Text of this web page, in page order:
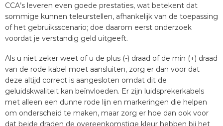
CCA’s leveren even goede prestaties, wat betekent dat
sommige kunnen teleurstellen, afhankelijk van de toepassing
of het gebruiksscenario; doe daarom eerst onderzoek
voordat je verstandig geld uitgeeft.
Als u niet zeker weet of u de plus (-) draad of de min (+) draad
van de rode kabel moet aansluiten, zorg er dan voor dat
deze altijd correct is aangesloten omdat dit de
geluidskwaliteit kan beïnvloeden. Er zijn luidsprekerkabels
met alleen een dunne rode lijn en markeringen die helpen
om onderscheid te maken, maar zorg er hoe dan ook voor
dat beide draden de overeenkomstige kleur hebben bij het